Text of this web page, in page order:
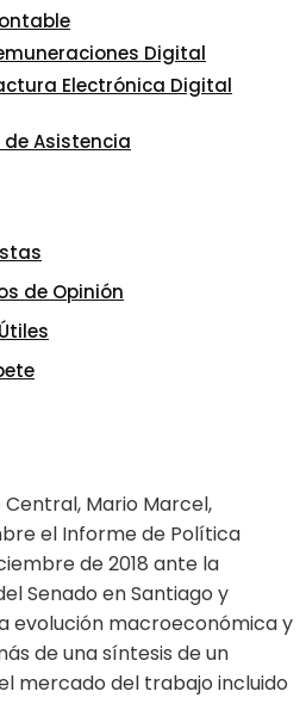
Digital
Electrónica Digital
Asistencia
de Opinión
Mario Marcel,
el Informe de Política
de 2018 ante la
Senado en Santiago y
evolución macroeconómica y
de una síntesis de un
mercado del trabajo incluido